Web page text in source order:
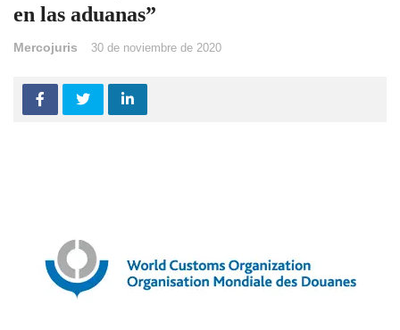
en las aduanas”
Mercojuris 30 de noviembre de 2020